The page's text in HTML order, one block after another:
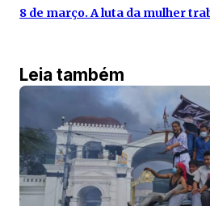
8 de março. A luta da mulher
Leia também